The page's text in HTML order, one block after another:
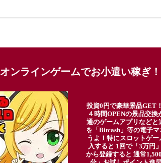
オンラインゲームでお小遣い稼ぎ！
投資0円で豪華景品GET
４時間OPENの景品交
通のゲームアプリなど
を「Bitcash」等の電子
うよ！特にスロットゲ
入すると 1回で「3万円
から登録すると 通常